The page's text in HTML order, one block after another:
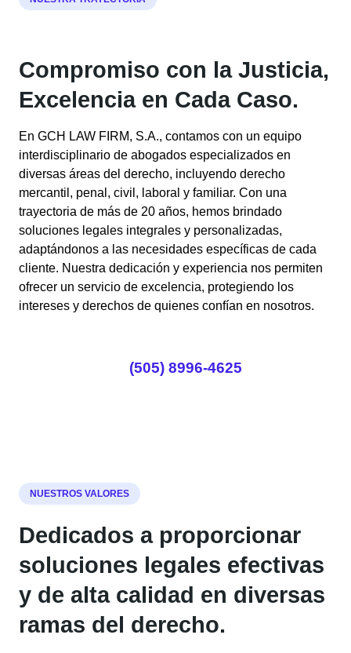
Compromiso con la Justicia,
Excelencia en Cada Caso.
En GCH LAW FIRM, S.A., contamos con un equipo
interdisciplinario de abogados especializados en
diversas áreas del derecho, incluyendo derecho
mercantil, penal, civil, laboral y familiar. Con una
trayectoria de más de 20 años, hemos brindado
soluciones legales integrales y personalizadas,
adaptándonos a las necesidades específicas de cada
cliente. Nuestra dedicación y experiencia nos permiten
ofrecer un servicio de excelencia, protegiendo los
intereses y derechos de quienes confían en nosotros.
(505) 8996-4625
NUESTROS VALORES
Dedicados a proporcionar
soluciones legales efectivas
y de alta calidad en diversas
ramas del derecho.